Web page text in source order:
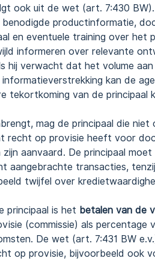
ook uit de wet (art. 7:430
productinformatie,
en eventuele training over het
informeren over relevante
hij verwacht dat het volume
kan de
tekortkoming van de principaal
mag de principaal die niet
recht op provisie heeft voor
aanvaard. De principaal moet
aangebrachte transacties,
twijfel over
principaal is het betalen van de
(commissie) als percentage
De wet (art. 7:431 BW
op provisie, bijvoorbeeld ook